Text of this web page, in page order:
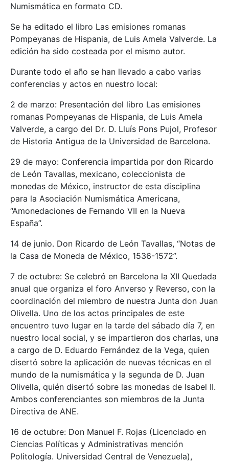
Numismática en formato CD.
Se ha editado el libro Las emisiones romanas
Pompeyanas de Hispania, de Luis Amela Valverde. La
edición ha sido costeada por el mismo autor.
Durante todo el año se han llevado a cabo varias
conferencias y actos en nuestro local:
2 de marzo: Presentación del libro Las emisiones
romanas Pompeyanas de Hispania, de Luis Amela
Valverde, a cargo del Dr. D. Lluís Pons Pujol, Profesor
de Historia Antigua de la Universidad de Barcelona.
29 de mayo: Conferencia impartida por don Ricardo
de León Tavallas, mexicano, coleccionista de
monedas de México, instructor de esta disciplina
para la Asociación Numismática Americana,
“Amonedaciones de Fernando VII en la Nueva
España”.
14 de junio. Don Ricardo de León Tavallas, “Notas de
la Casa de Moneda de México, 1536-1572”.
7 de octubre: Se celebró en Barcelona la XII Quedada
anual que organiza el foro Anverso y Reverso, con la
coordinación del miembro de nuestra Junta don Juan
Olivella. Uno de los actos principales de este
encuentro tuvo lugar en la tarde del sábado día 7, en
nuestro local social, y se impartieron dos charlas, una
a cargo de D. Eduardo Fernández de la Vega, quien
disertó sobre la aplicación de nuevas técnicas en el
mundo de la numismática y la segunda de D. Juan
Olivella, quién disertó sobre las monedas de Isabel II.
Ambos conferenciantes son miembros de la Junta
Directiva de ANE.
16 de octubre: Don Manuel F. Rojas (Licenciado en
Ciencias Políticas y Administrativas mención
Politología. Universidad Central de Venezuela),